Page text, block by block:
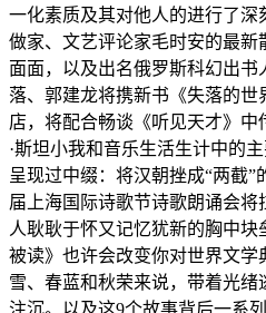
一化素质及其对他人的进行了深
做家、文艺评论家毛时安的最
面面，以及出名俄罗斯科幻出
落、郭建龙将携新书《失落的世
店，将配合畅谈《听见天才》
·斯坦小我和音乐生活生计中的
呈现过中缀：将汉朝挫成“两截
届上海国际诗歌节诗歌朗诵会
人耿耿于怀又记忆犹新的胸中
被读》也许会改变你对世界文学
雪、春蓝和秋荣来说，带着光